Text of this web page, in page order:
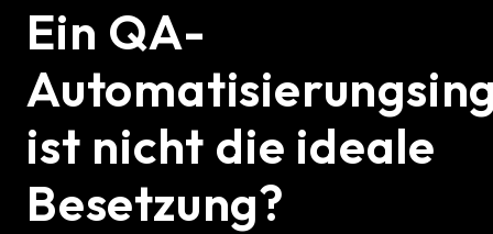
Ein QA-
ist nicht die ideale
Besetzung?